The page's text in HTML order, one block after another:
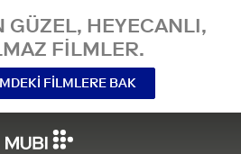
GÜZEL, HEYECANLI,
FILMLER.
FILMLERE BAK